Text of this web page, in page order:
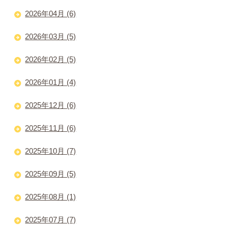
2026年04月 (6)
2026年03月 (5)
2026年02月 (5)
2026年01月 (4)
2025年12月 (6)
2025年11月 (6)
2025年10月 (7)
2025年09月 (5)
2025年08月 (1)
2025年07月 (7)